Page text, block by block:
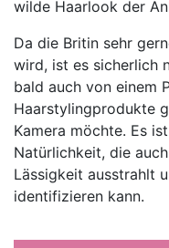
wilde Haarlook der
Da die Britin sehr
wird, ist es sicherlich
bald auch von einem
Haarstylingprodukte
Kamera möchte. Es
Natürlichkeit, die
Lässigkeit ausstrahlt
identifizieren kann.